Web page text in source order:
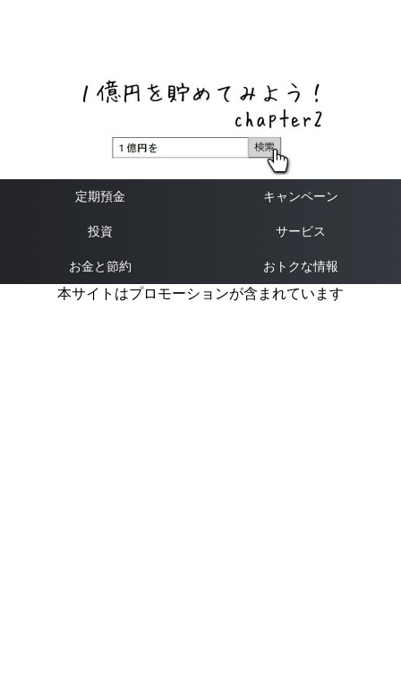
定期預金 キャンペーン
投資 サービス
お金と節約 おトクな情報
本サイトはプロモーションが含まれています